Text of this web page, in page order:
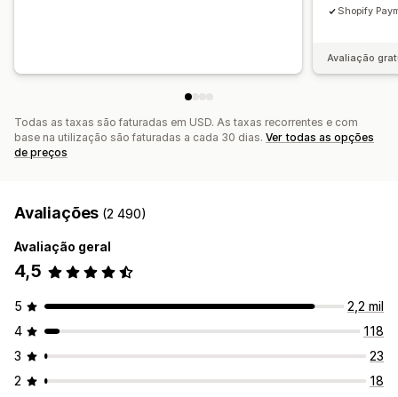
Shopify
Avaliação
Todas as taxas são faturadas em USD. As taxas recorrentes e com
base na utilização são faturadas a cada 30 dias. Ver todas as opções
de preços
Avaliações (2 490)
Avaliação geral
4,5
5
2,2 mil
4
118
3
23
2
18